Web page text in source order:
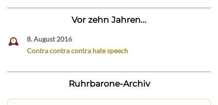
Vor zehn Jahren...
8. August 2016
Contra contra contra hate speech
Ruhrbarone-Archiv